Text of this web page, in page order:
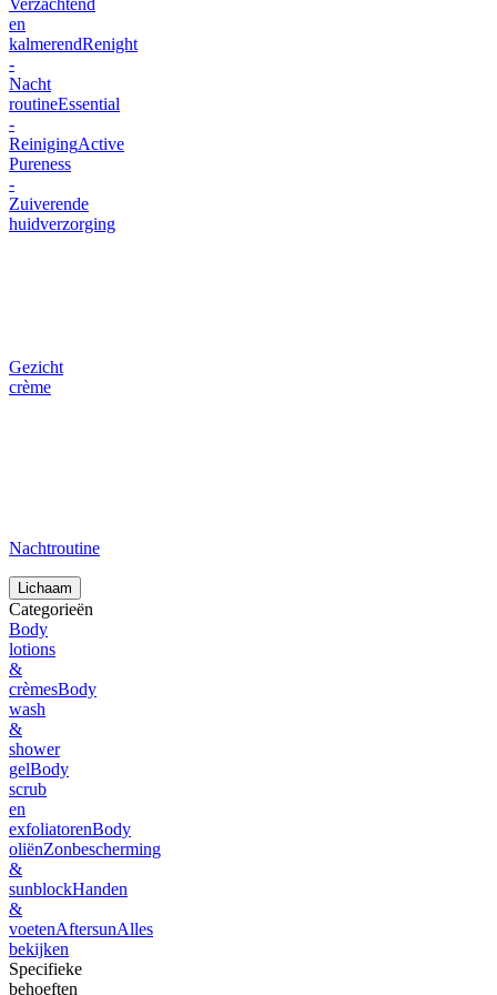
Verzachtend
en
kalmerendRenight
-
Nacht
routineEssential
-
ReinigingActive
Pureness
-
Zuiverende
huidverzorging
Gezicht
crème
Nachtroutine
Lichaam
Categorieën
Body
lotions
&
crèmesBody
wash
&
shower
gelBody
scrub
en
exfoliatorenBody
oliënZonbescherming
&
sunblockHanden
&
voetenAftersunAlles
bekijken
Specifieke
behoeften